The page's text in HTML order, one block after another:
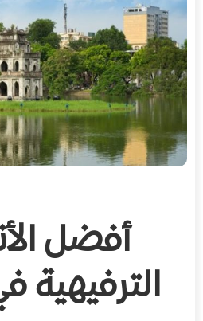
أفضل
الترفيهية